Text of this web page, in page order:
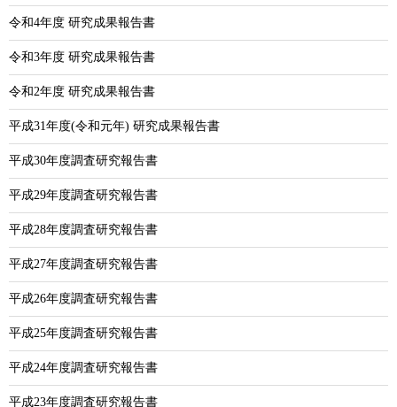
令和4年度 研究成果報告書
令和3年度 研究成果報告書
令和2年度 研究成果報告書
平成31年度(令和元年) 研究成果報告書
平成30年度調査研究報告書
平成29年度調査研究報告書
平成28年度調査研究報告書
平成27年度調査研究報告書
平成26年度調査研究報告書
平成25年度調査研究報告書
平成24年度調査研究報告書
平成23年度調査研究報告書